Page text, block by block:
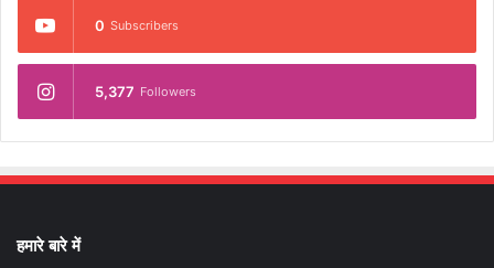
0 Subscribers
5,377 Followers
हमारे बारे में